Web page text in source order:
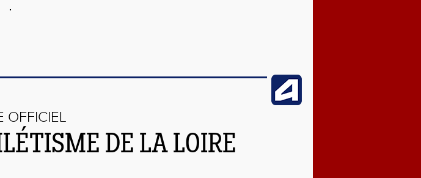
OFFICIEL
DE LA LOIRE